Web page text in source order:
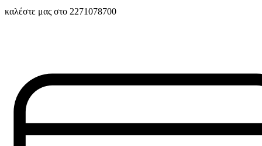
καλέστε μας στο 2271078700